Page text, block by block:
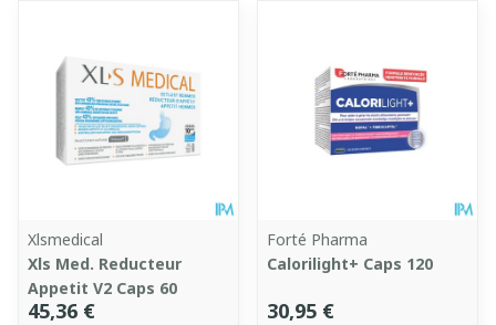
Xlsmedical
Xls Med. Reducteur
Appetit V2 Caps 60
45,36 €
Forté Pharma
Calorilight+ Caps 120
30,95 €